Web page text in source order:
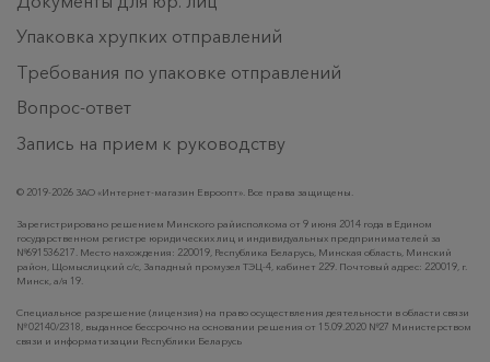
Упаковка хрупких отправлений
Требования по упаковке отправлений
Вопрос-ответ
Запись на прием к руководству
© 2019-2026 ЗАО «Интернет-магазин Евроопт». Все права защищены.
Зарегистрировано решением Минского райисполкома от 9 июня 2014 года в Едином
государственном регистре юридических лиц и индивидуальных предпринимателей за
№691536217. Место нахождения: 220019, Республика Беларусь, Минская область, Минский
район, Щомыслицкий с/с, Западный промузел ТЭЦ-4, кабинет 229. Почтовый адрес: 220019, г.
Минск, а/я 19.
Специальное разрешение (лицензия) на право осуществления деятельности в области связи
№ 02140/2318, выданное бессрочно на основании решения от 15.09.2020 №27 Министерством
связи и информатизации Республики Беларусь